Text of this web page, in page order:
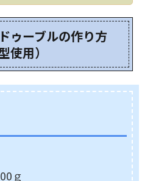
ゥーブルの作り方
使用）
ｇ